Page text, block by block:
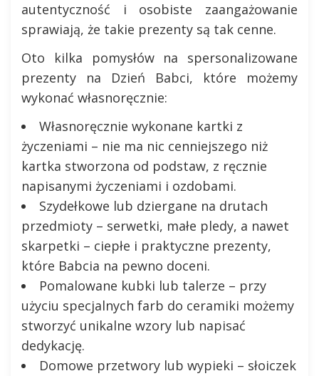
autentyczność i osobiste zaangażowanie
sprawiają, że takie prezenty są tak cenne.
Oto kilka pomysłów na spersonalizowane
prezenty na Dzień Babci, które możemy
wykonać własnoręcznie:
Własnoręcznie wykonane kartki z
życzeniami – nie ma nic cenniejszego niż
kartka stworzona od podstaw, z ręcznie
napisanymi życzeniami i ozdobami.
Szydełkowe lub dziergane na drutach
przedmioty – serwetki, małe pledy, a nawet
skarpetki – ciepłe i praktyczne prezenty,
które Babcia na pewno doceni.
Pomalowane kubki lub talerze – przy
użyciu specjalnych farb do ceramiki możemy
stworzyć unikalne wzory lub napisać
dedykację.
Domowe przetwory lub wypieki – słoiczek